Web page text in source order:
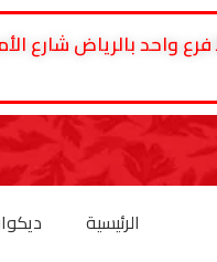
فرع واحد بالرياض
الرئيسية